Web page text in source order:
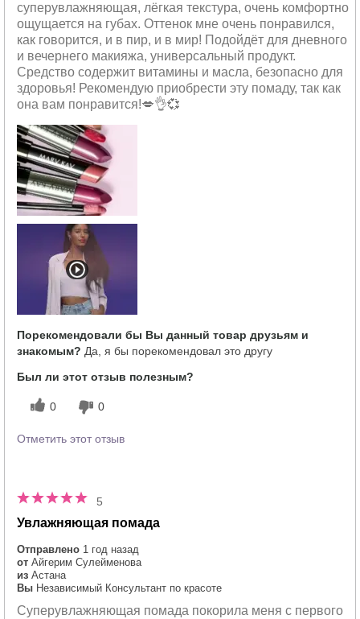
суперувлажняющая, лёгкая текстура, очень комфортно
ощущается на губах. Оттенок мне очень понравился,
как говорится, и в пир, и в мир! Подойдёт для дневного
и вечернего макияжа, универсальный продукт.
Средство содержит витамины и масла, безопасно для
здоровья! Рекомендую приобрести эту помаду, так как
она вам понравится!💋👌💞
Порекомендовали бы Вы данный товар друзьям и
знакомым? Да, я бы порекомендовал это другу
Был ли этот отзыв полезным?
0 0
Отметить этот отзыв
5
Увлажняющая помада
Отправлено 1 год назад
от Айгерим Сулейменова
из Астана
Вы Независимый Консультант по красоте
Суперувлажняющая помада покорила меня с первого